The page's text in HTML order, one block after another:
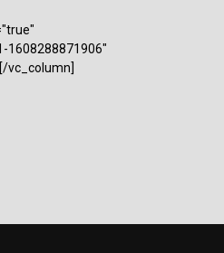
1608288871906"
vc_column]